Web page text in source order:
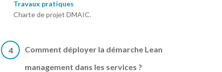
Travaux pratiques
Charte de projet DMAIC.
4
Comment déployer la démarche Lean
management dans les services ?